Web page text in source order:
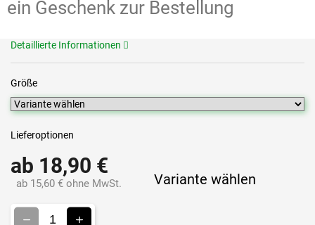
ein Geschenk zur Bestellung
ab 18,90 €
ab 15,60 € ohne MwSt. Variante wählen
Größe
Lieferoptionen
Detaillierte Informationen